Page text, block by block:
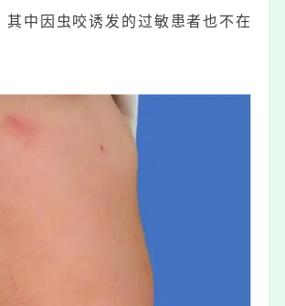
其中因虫咬诱发的过敏患者也不在